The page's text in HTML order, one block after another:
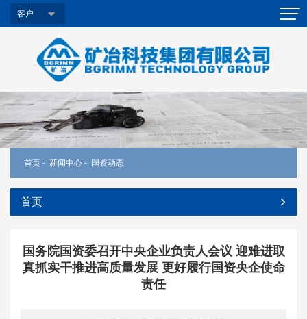
客户
首页 - 新闻中心 - 国资动态
首页
国务院国资委召开中央企业负责人会议 迎难进取
真抓实干推进高质量发展 更好履行国资央企使命
责任